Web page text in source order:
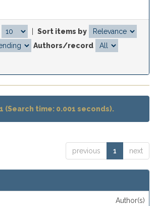
Sort items by
Authors/record
(Search time: 0.001 seconds).
previous 1 next
Author(s)